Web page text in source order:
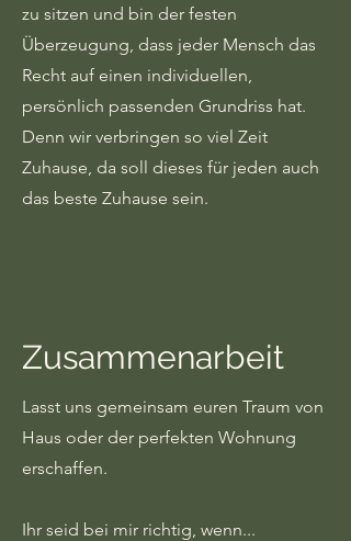
zu sitzen und bin der festen
Überzeugung, dass jeder Mensch das
Recht auf einen individuellen,
persönlich passenden Grundriss hat.
Denn wir verbringen so viel Zeit
Zuhause, da soll dieses für jeden auch
das beste Zuhause sein.
Zusammenarbeit
Lasst uns gemeinsam euren Traum von
Haus oder der perfekten Wohnung
erschaffen.
Ihr seid bei mir richtig, wenn...